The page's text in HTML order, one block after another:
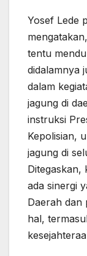
Yosef Lede
tentu
didalamnya
dalam
jagung di
instruksi
Kepolisian,
jagung di
Ditegaskan,
ada sinergi
Daerah dan
hal,